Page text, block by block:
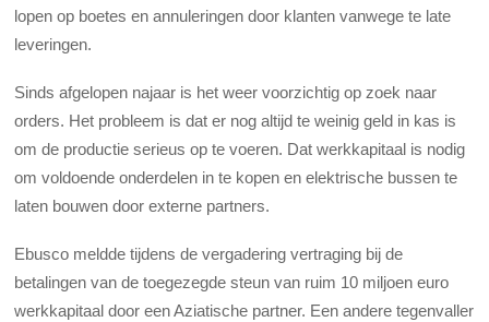
lopen op boetes en annuleringen door klanten vanwege te late
leveringen.
Sinds afgelopen najaar is het weer voorzichtig op zoek naar
orders. Het probleem is dat er nog altijd te weinig geld in kas is
om de productie serieus op te voeren. Dat werkkapitaal is nodig
om voldoende onderdelen in te kopen en elektrische bussen te
laten bouwen door externe partners.
Ebusco meldde tijdens de vergadering vertraging bij de
betalingen van de toegezegde steun van ruim 10 miljoen euro
werkkapitaal door een Aziatische partner. Een andere tegenvaller